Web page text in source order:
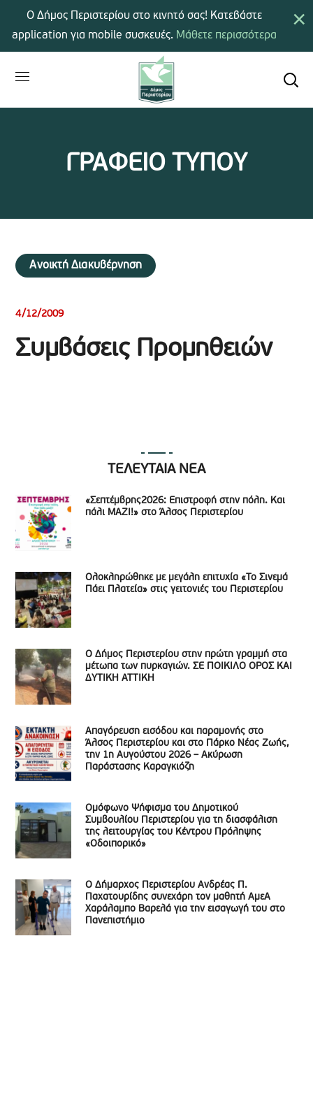
ΓΡΑΦΕΙΟ ΤΥΠΟΥ
Ανοικτή Διακυβέρνηση
4/12/2009
Συμβάσεις Προμηθειών
ΤΕΛΕΥΤΑΙΑ ΝΕΑ
«Σεπτέμβρης2026: Επιστροφή στην πόλη. Και
πάλι ΜΑΖΙ!» στο Άλσος Περιστερίου
Ολοκληρώθηκε με μεγάλη επιτυχία «Το Σινεμά
Πάει Πλατεία» στις γειτονιές του Περιστερίου
Ο Δήμος Περιστερίου στην πρώτη γραμμή στα
μέτωπα των πυρκαγιών. ΣΕ ΠΟΙΚΙΛΟ ΟΡΟΣ ΚΑΙ
ΔΥΤΙΚΗ ΑΤΤΙΚΗ
Απαγόρευση εισόδου και παραμονής στο
Άλσος Περιστερίου και στο Πάρκο Νέας Ζωής,
την 1η Αυγούστου 2026 – Ακύρωση
Παράστασης Καραγκιόζη
Ομόφωνο Ψήφισμα του Δημοτικού
Συμβουλίου Περιστερίου για τη διασφάλιση
της λειτουργίας του Κέντρου Πρόληψης
«Οδοιπορικό»
Ο Δήμαρχος Περιστερίου Ανδρέας Π.
Παχατουρίδης συνεχάρη τον μαθητή ΑμεΑ
Χαράλαμπο Βαρελά για την εισαγωγή του στο
Πανεπιστήμιο
×
Ο Δήμος Περιστερίου στο κινητό σας! Κατεβάστε
application για mobile συσκευές. Μάθετε περισσότερα